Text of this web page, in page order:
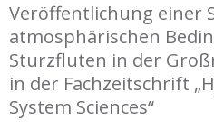
Veröffentlichung einer
atmosphärischen
Sturzfluten in der
in der Fachzeitschrift
System Sciences“